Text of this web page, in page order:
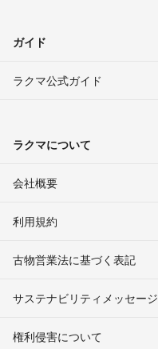
ガイド
ラクマ公式ガイド
ラクマについて
会社概要
利用規約
古物営業法に基づく表記
サステナビリティメッセージ
権利侵害について